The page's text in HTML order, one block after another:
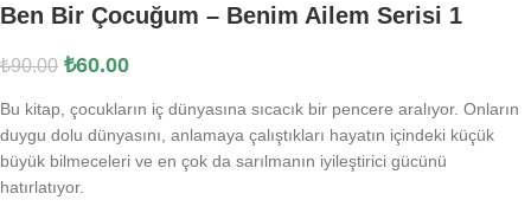
Ben Bir Çocuğum – Benim Ailem Serisi 1
₺90.00 ₺60.00
Bu kitap, çocukların iç dünyasına sıcacık bir pencere aralıyor. Onların
duygu dolu dünyasını, anlamaya çalıştıkları hayatın içindeki küçük
büyük bilmeceleri ve en çok da sarılmanın iyileştirici gücünü
hatırlatıyor.